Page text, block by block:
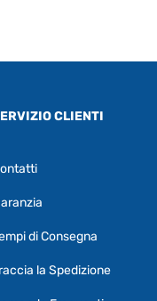
CLIENTI
di Consegna
la Spedizione
Puoi chiedermi
specifiche su